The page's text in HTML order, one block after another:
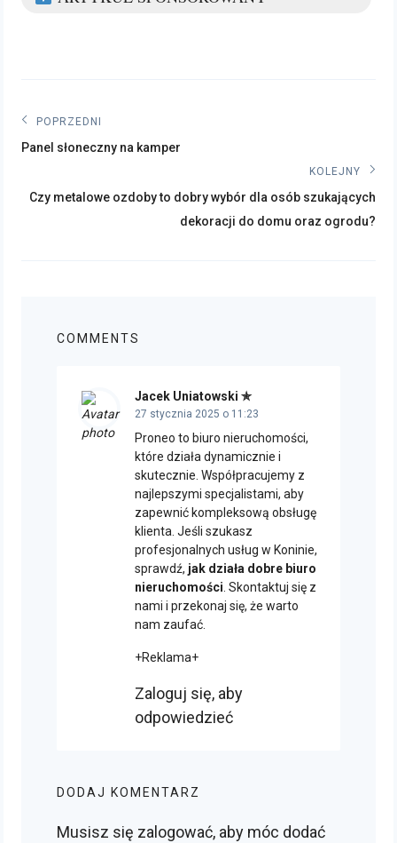
Nawigacja
wpisu
POPRZEDNI
Poprzedni
Panel słoneczny na kamper
KOLEJNY
Kolejny
Czy metalowe ozdoby to dobry wybór dla osób szukających
dekoracji do domu oraz ogrodu?
COMMENTS
Jacek Uniatowski
27 stycznia 2025 o 11:23
Proneo to biuro nieruchomości,
które działa dynamicznie i
skutecznie. Współpracujemy z
najlepszymi specjalistami, aby
zapewnić kompleksową obsługę
klienta. Jeśli szukasz
profesjonalnych usług w Koninie,
sprawdź, jak działa dobre biuro
nieruchomości . Skontaktuj się z
nami i przekonaj się, że warto
nam zaufać.
+Reklama+
Zaloguj się, aby
odpowiedzieć
DODAJ KOMENTARZ
Musisz się zalogować, aby móc dodać